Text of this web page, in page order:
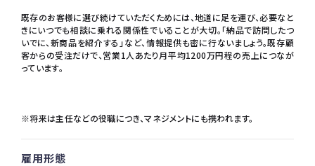
既存のお客様に選び続けていただくためには、地道に足を運び、必要なと
きにいつでも相談に乗れる関係性でいることが大切。「納品で訪問したつ
いでに、新商品を紹介する」など、情報提供も密に行ないましょう。既存顧
客からの受注だけで、営業1人あたり月平均1200万円程の売上につなが
っています。
※将来は主任などの役職につき、マネジメントにも携われます。
雇用形態